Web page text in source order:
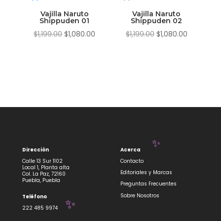
Vajilla Naruto
Shippuden 01
$1,199.00El
$1,080.00
Vajilla Naruto
Shippuden 02
$1,199.00 El
$1,080.00El
Dirección
Calle 13 Sur 1102
Local 1, Planta alta
Col. La Paz, 72160
Puebla, Puebla
Teléfono
222 485 9974
Acerca
Contacto
Editoriales y Marcas
Preguntas Frecuentes
Sobre Nosotros